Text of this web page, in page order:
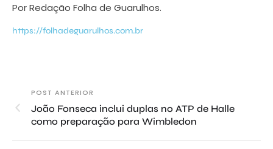
Por Redação Folha de Guarulhos.
https://folhadeguarulhos.com.br
POST ANTERIOR
João Fonseca inclui duplas no ATP de Halle
como preparação para Wimbledon